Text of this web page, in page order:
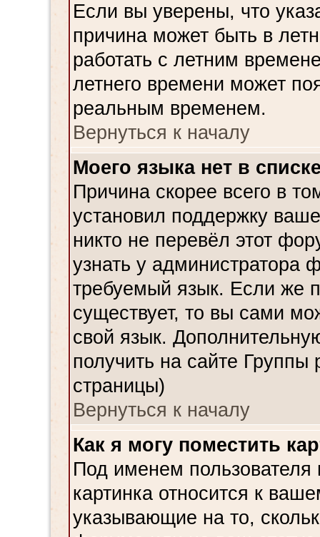
Если вы уверены, что
причина может быть в
работать с летним
летнего времени может
реальным временем.
Вернуться к началу
Моего языка нет в
Причина скорее всего в
установил поддержку
никто не перевёл этот
узнать у администратора
требуемый язык. Если же
существует, то вы сами
свой язык.
получить на сайте Группы
страницы)
Вернуться к началу
Как я могу поместить
Под именем пользователя
картинка относится к
указывающие на то,